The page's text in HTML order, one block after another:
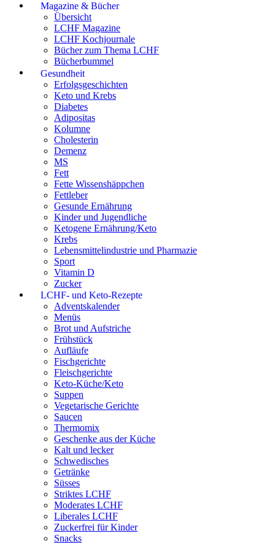
Magazine & Bücher
Übersicht
LCHF Magazine
LCHF Kochjournale
Bücher zum Thema LCHF
Bücherbummel
Gesundheit
Erfolgsgeschichten
Keto und Krebs
Diabetes
Adipositas
Kolumne
Cholesterin
Demenz
MS
Fett
Fette Wissenshäppchen
Fettleber
Gesunde Ernährung
Kinder und Jugendliche
Ketogene Ernährung/Keto
Krebs
Lebensmittelindustrie und Pharmazie
Sport
Vitamin D
Zucker
LCHF- und Keto-Rezepte
Adventskalender
Menüs
Brot und Aufstriche
Frühstück
Aufläufe
Fischgerichte
Fleischgerichte
Keto-Küche/Keto
Suppen
Vegetarische Gerichte
Saucen
Thermomix
Geschenke aus der Küche
Kalt und lecker
Schwedisches
Getränke
Süsses
Striktes LCHF
Moderates LCHF
Liberales LCHF
Zuckerfrei für Kinder
Snacks